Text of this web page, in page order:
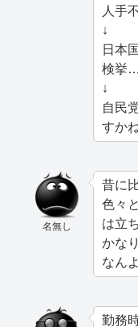
人手
↓
日本
検挙…
↓
自民
すか
名無し
昔に
色々
は立
かな
なんよ
勤務